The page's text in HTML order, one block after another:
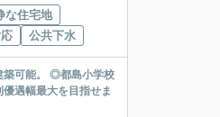
な住宅地
公共下水
可能。 ◎都島小学校